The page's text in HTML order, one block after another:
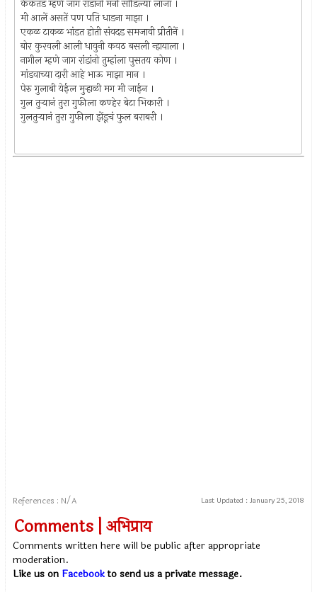
केकतड म्हणे जाग रांडानो मनी सोडिल्या लाजा ।
मी आलें असतें पण पति धाडना माझा ।
एकळ टाकळ भांडत होती संवदड समजावी प्रीतीनें ।
बोर कुरवली आली धावुनी कवठ बसली न्हायाला ।
नागील म्हणे जाग रांडांनो तुम्हांला पुसतय कोण ।
मांडवाच्या दारी आहे भाऊ माझा मान ।
पेरु गुलाबी येईल मुर्‍हाळी मग मी जाईन ।
गुल तुर्‍यानं तुरा गुफीला कण्हेर बेटा भिकारी ।
गुलतुर्‍यानं तुरा गुफीला झेंडूचं फुल बराबरी ।
References : N/A Last Updated : January 25, 2018
Comments | अभिप्राय
Comments written here will be public after appropriate
moderation.
Like us on Facebookto send us a private message.